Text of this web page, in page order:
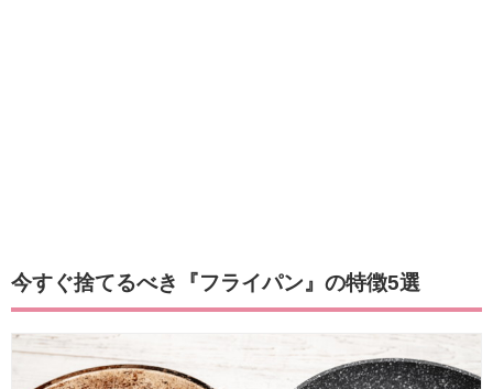
今すぐ捨てるべき『フライパン』の特徴5選